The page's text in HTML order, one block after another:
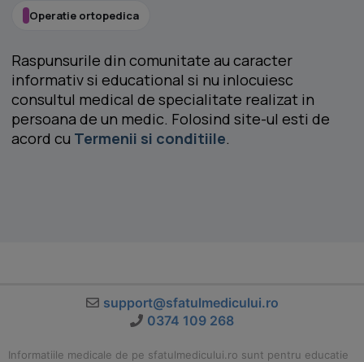
Operatie ortopedica
Raspunsurile din comunitate au caracter
informativ si educational si nu inlocuiesc
consultul medical de specialitate realizat in
persoana de un medic. Folosind site-ul esti de
acord cu Termenii si conditiile.
support@sfatulmedicului.ro
0374 109 268
Informatiile medicale de pe sfatulmedicului.ro sunt pentru educatie